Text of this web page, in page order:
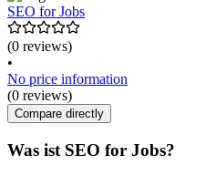
SEO for Jobs
(0 reviews)
•
No price information
(0 reviews)
Compare directly
Was ist SEO for Jobs?